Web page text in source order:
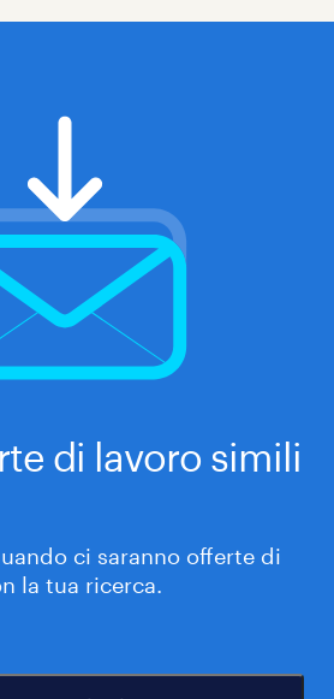
di lavoro simili
ci saranno offerte di
la tua ricerca.